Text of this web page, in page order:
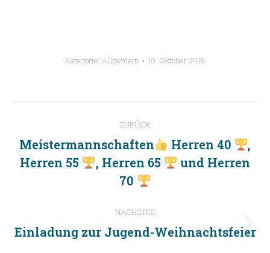
Kategorie: Allgemein 10. Oktober 2018
Kommentarnavigation
ZURÜCK
Vorheriger
Beitrag:
Meistermannschaften Herren 40
,
Herren 55
, Herren 65
und Herren
70
NÄCHSTES
Nächster
Einladung zur Jugend-Weihnachtsfeier